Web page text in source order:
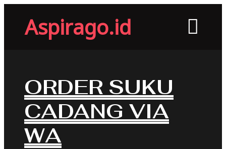
Aspirago.id
ORDER SUKU
CADANG VIA
WA